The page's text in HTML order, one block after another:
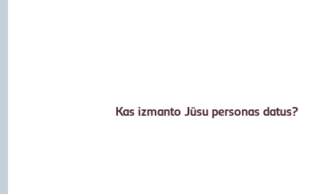
Kas izmanto Jūsu personas datus?